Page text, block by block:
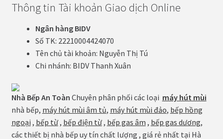
Thông tin Tài khoản Giao dịch Online
Ngân hàng BIDV
Số TK: 22210004424070
Tên chủ tài khoản: Nguyễn Thị Tú
Chi nhánh: BIDV Thanh Xuân
Nhà Bếp An Toàn Chuyên phân phối các loại máy hút mùi
nhà bếp, máy hút mùi âm tủ, máy hút mùi đảo, bếp hồng
ngoại , bếp từ, bếp điện từ, bếp gas âm , bếp gas dương,
các thiết bị nhà bếp uy tín chất lượng , giá rẻ nhất tại Hà